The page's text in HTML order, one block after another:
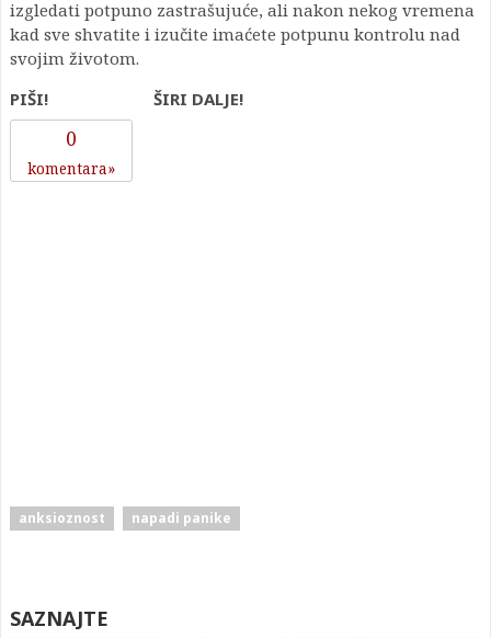
izgledati potpuno zastrašujuće, ali nakon nekog vremena
kad sve shvatite i izučite imaćete potpunu kontrolu nad
svojim životom.
PIŠI!
0
komentara
ŠIRI DALJE!
anksioznost napadi panike
SAZNAJTE